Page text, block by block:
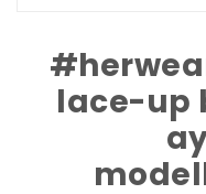
lace-up